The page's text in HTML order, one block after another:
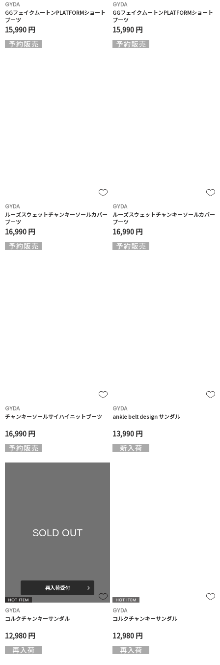
GYDA
GGフェイクムートンPLATFORMショート
ブーツ
15,990 円
GYDA
GGフェイクムートンPLATFORMショート
ブーツ
15,990 円
GYDA
ルーズスウェットチャンキーソールカバー
ブーツ
16,990 円
GYDA
ルーズスウェットチャンキーソールカバー
ブーツ
16,990 円
GYDA
チャンキーソールサイハイニットブーツ
16,990 円
GYDA
ankle belt design サンダル
13,990 円
SOLD OUT
再入荷受付
GYDA
コルクチャンキーサンダル
12,980 円
GYDA
コルクチャンキーサンダル
12,980 円